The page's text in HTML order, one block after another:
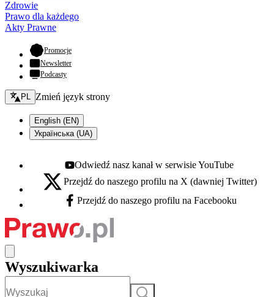
Zdrowie
Prawo dla każdego
Akty Prawne
Promocje- otwiera się w nowej karcie
Newsletter
Podcasty
Zmień język - bieżący:
PL Zmień język strony
English (EN)
Українська (UA)
Youtube - otwiera się w nowej karcie
Odwiedź nasz kanał w serwisie YouTube
X - otwiera się w nowej karcie
Przejdź do naszego profilu na X (dawniej Twitter)
Facebook - otwiera się w nowej karcie
Przejdź do naszego profilu na Facebooku
Wyszukiwarka
Szukaj